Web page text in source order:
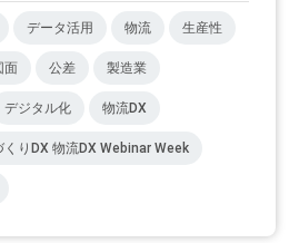
データ活用 物流 生産性
面 公差 製造業
デジタル化 物流DX
くりDX 物流DX Webinar Week